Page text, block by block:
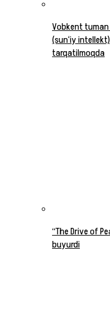
Vobkent tuman
(sun‘iy
tarqatilmoqda
“The Drive of
buyurdi